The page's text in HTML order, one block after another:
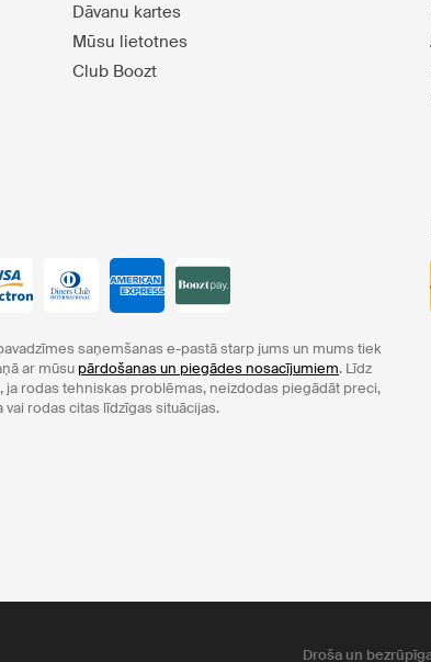
Dāvanu kartes
Mūsu lietotnes
Club Boozt
saņemšanas e-pastā starp jums un mums tiek
ar mūsu pārdošanas un piegādes nosacījumiem. Līdz
rodas tehniskas problēmas, neizdodas piegādāt preci,
rodas citas līdzīgas situācijas.
Droša un